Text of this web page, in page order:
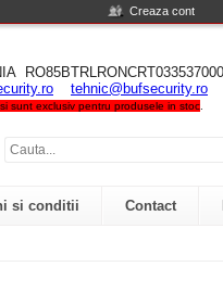
Creaza cont
tehnic@bufsecurity.ro
sunt exclusiv pentru produsele in stoc
si conditii Contact